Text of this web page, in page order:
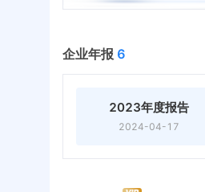
企业年报 6
2023年度报告
2024-04-17